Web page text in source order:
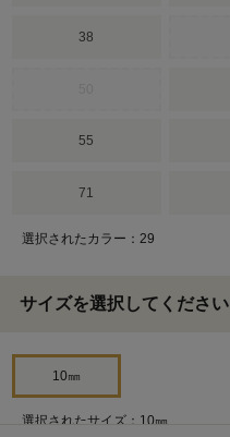
38
55
71
選択されたカラー：29
サイズを選択してください
10㎜
選択されたサイズ：10㎜